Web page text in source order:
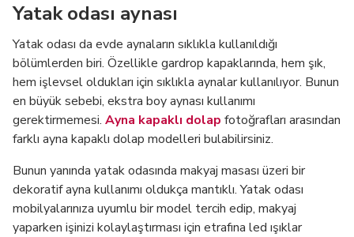
Yatak odası aynası
Yatak odası da evde aynaların sıklıkla kullanıldığı
bölümlerden biri. Özellikle gardrop kapaklarında, hem şık,
hem işlevsel oldukları için sıklıkla aynalar kullanılıyor. Bunun
en büyük sebebi, ekstra boy aynası kullanımı
gerektirmemesi. Ayna kapaklı dolap fotoğrafları arasından
farklı ayna kapaklı dolap modelleri bulabilirsiniz.
Bunun yanında yatak odasında makyaj masası üzeri bir
dekoratif ayna kullanımı oldukça mantıklı. Yatak odası
mobilyalarınıza uyumlu bir model tercih edip, makyaj
yaparken işinizi kolaylaştırması için etrafına led ışıklar